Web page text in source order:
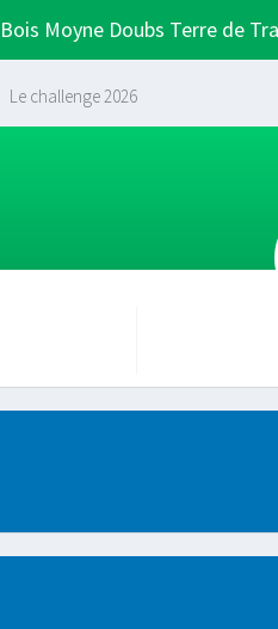
Bois Moyne Doubs Terre de
Le challenge 2026